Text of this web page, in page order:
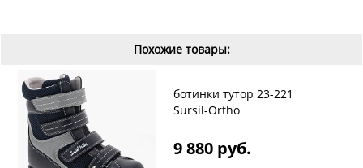
Похожие товары:
ботинки тутор 23-221
Sursil-Ortho
9 880 руб.